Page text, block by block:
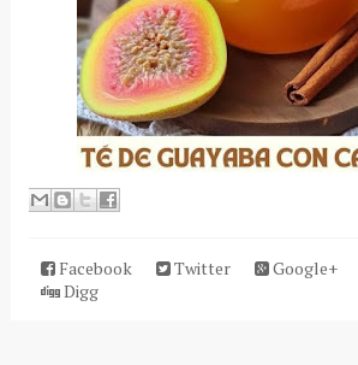
Facebook Twitter Google+
Digg